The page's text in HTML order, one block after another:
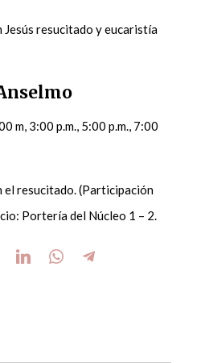
Jesús resucitado y eucaristía
m, 3:00 p.m., 5:00 p.m., 7:00
el resucitado. (Participación
Portería del Núcleo 1 – 2.